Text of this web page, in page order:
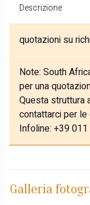
Descrizione
quotazioni su
Note: South
per una
Questa struttura
contattarci per
Infoline: +39
Galleria